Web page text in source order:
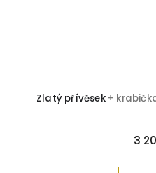
Zlatý přívěsek +
3